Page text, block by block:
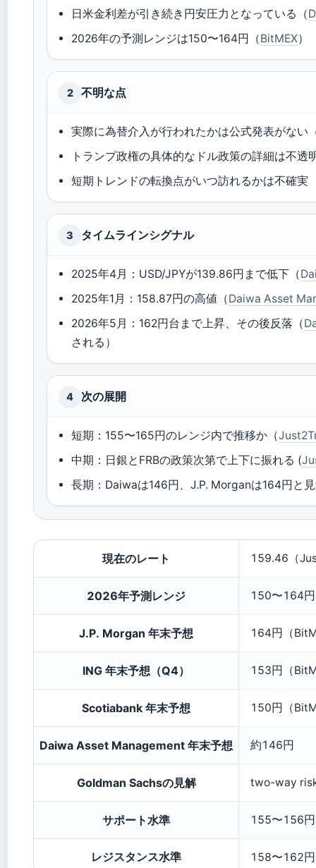
日米金利差が引き続き円安圧力となっている（
2026年の予測レンジは150〜164円（BitMEX）
2 不明な点
実際に為替介入が行われたかは公式発表がない
トランプ政権の具体的なドル政策の詳細は不透
短期トレンドの転換点がいつ訪れるかは不確実
3 タイムラインシグナル
2025年4月：USD/JPYが139.86円まで低下（
2025年1月：158.87円の高値（Daiwa Asset
2026年5月：162円台まで上昇、その後反落（
される）
4 次の展開
短期：155〜165円のレンジ内で推移か（
中期：日銀とFRBの政策次第で上下に振れる (
長期：Daiwaは146円、J.P. Morganは164円と
USD/JPY 主要ファクト
現在のレート 159.46（
2026年予測レンジ 150〜164
J.P. Morgan 年末予想 164円（
ING 年末予想（Q4） 153円（
Scotiabank 年末予想 150円（
Daiwa Asset Management 年末予想 約146円
Goldman Sachsの見解 two-way
サポート水準 155〜156
レジスタンス水準 158〜162